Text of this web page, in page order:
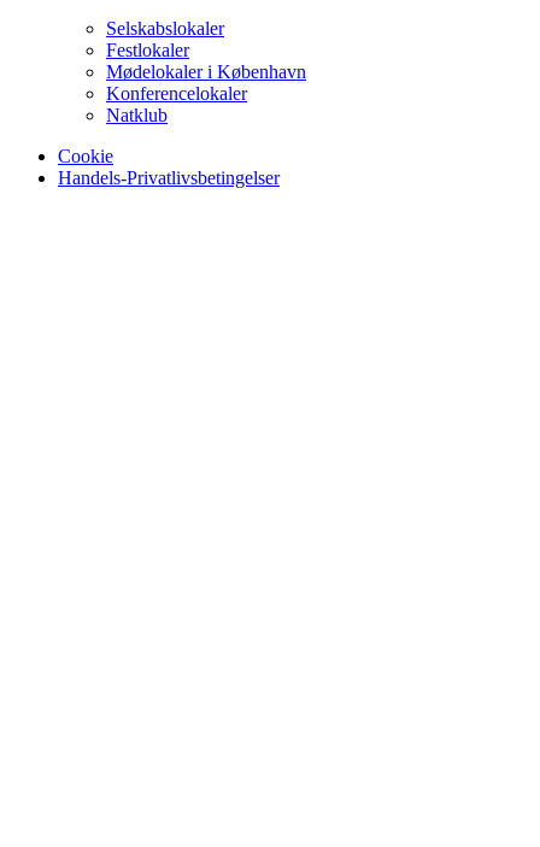
Selskabslokaler
Festlokaler
Mødelokaler i København
Konferencelokaler
Natklub
Cookie
Handels-Privatlivsbetingelser